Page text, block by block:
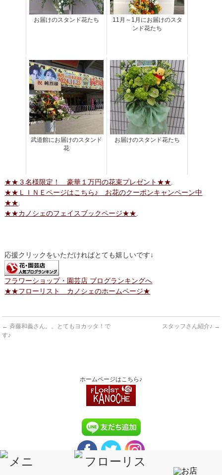
お届けのスタンド花たち
11月～1月にお届けのスタ
ンド花たち
武道館にお届けのスタンド
花
お届けのスタンド花たち
★★３名様限定！ 豪華１万円の花束プレゼント★★.
★★ＬＩＮＥページはこちら♪ お花のクーポンキャンペーン中
★★.
★★カノシェのフェイスブックページ★★.
応援クリックをいただければとても嬉しいです↓
フラワーショップ・園芸店 ブログランキングへ
★★フローリスト カノシェのホームページ★
← 斉藤和義さん。。とてもヨカッタ！で
す♪
スタッフさん紹介♪ →
ホームページはこちら♪